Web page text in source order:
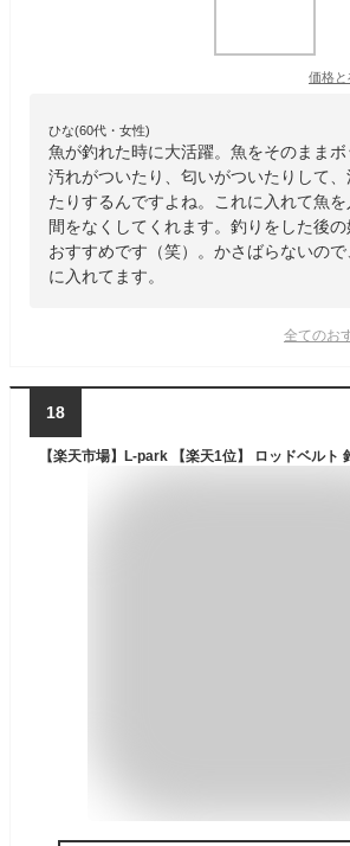
価格と
ひな(60代・女性)
魚が釣れた時に大活躍。魚をそのままボ
汚れがついたり、匂いがついたりして
たりするんですよね。これに入れて魚
間をなくしてくれます。釣りをした後
おすすめです（笑）。かさばらないの
に入れてます。
全てのお
18